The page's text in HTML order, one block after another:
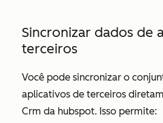
Sincronizar dados de
terceiros
Você pode sincronizar o
aplicativos de terceiros
Crm da hubspot. Isso permite: